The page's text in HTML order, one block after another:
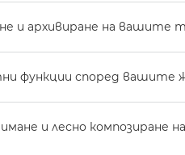
и архивиране на вашите
функции според вашите
и лесно композиране